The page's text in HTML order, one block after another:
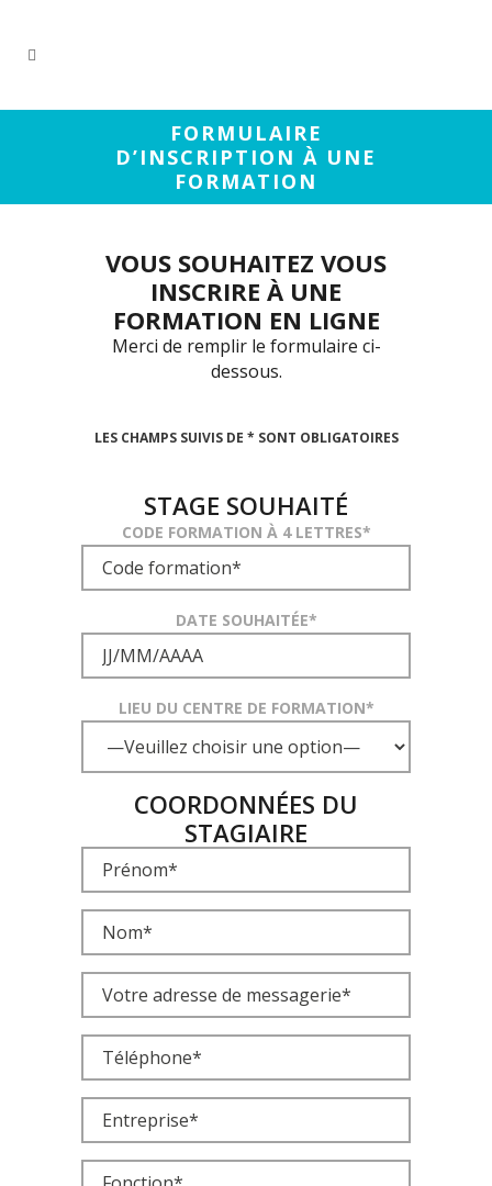
FORMULAIRE
D’INSCRIPTION À UNE
FORMATION
VOUS SOUHAITEZ VOUS
INSCRIRE À UNE
FORMATION EN LIGNE
Merci de remplir le formulaire ci-
dessous.
LES CHAMPS SUIVIS DE * SONT OBLIGATOIRES
STAGE SOUHAITÉ
CODE FORMATION À 4 LETTRES*
DATE SOUHAITÉE*
LIEU DU CENTRE DE FORMATION*
COORDONNÉES DU
STAGIAIRE